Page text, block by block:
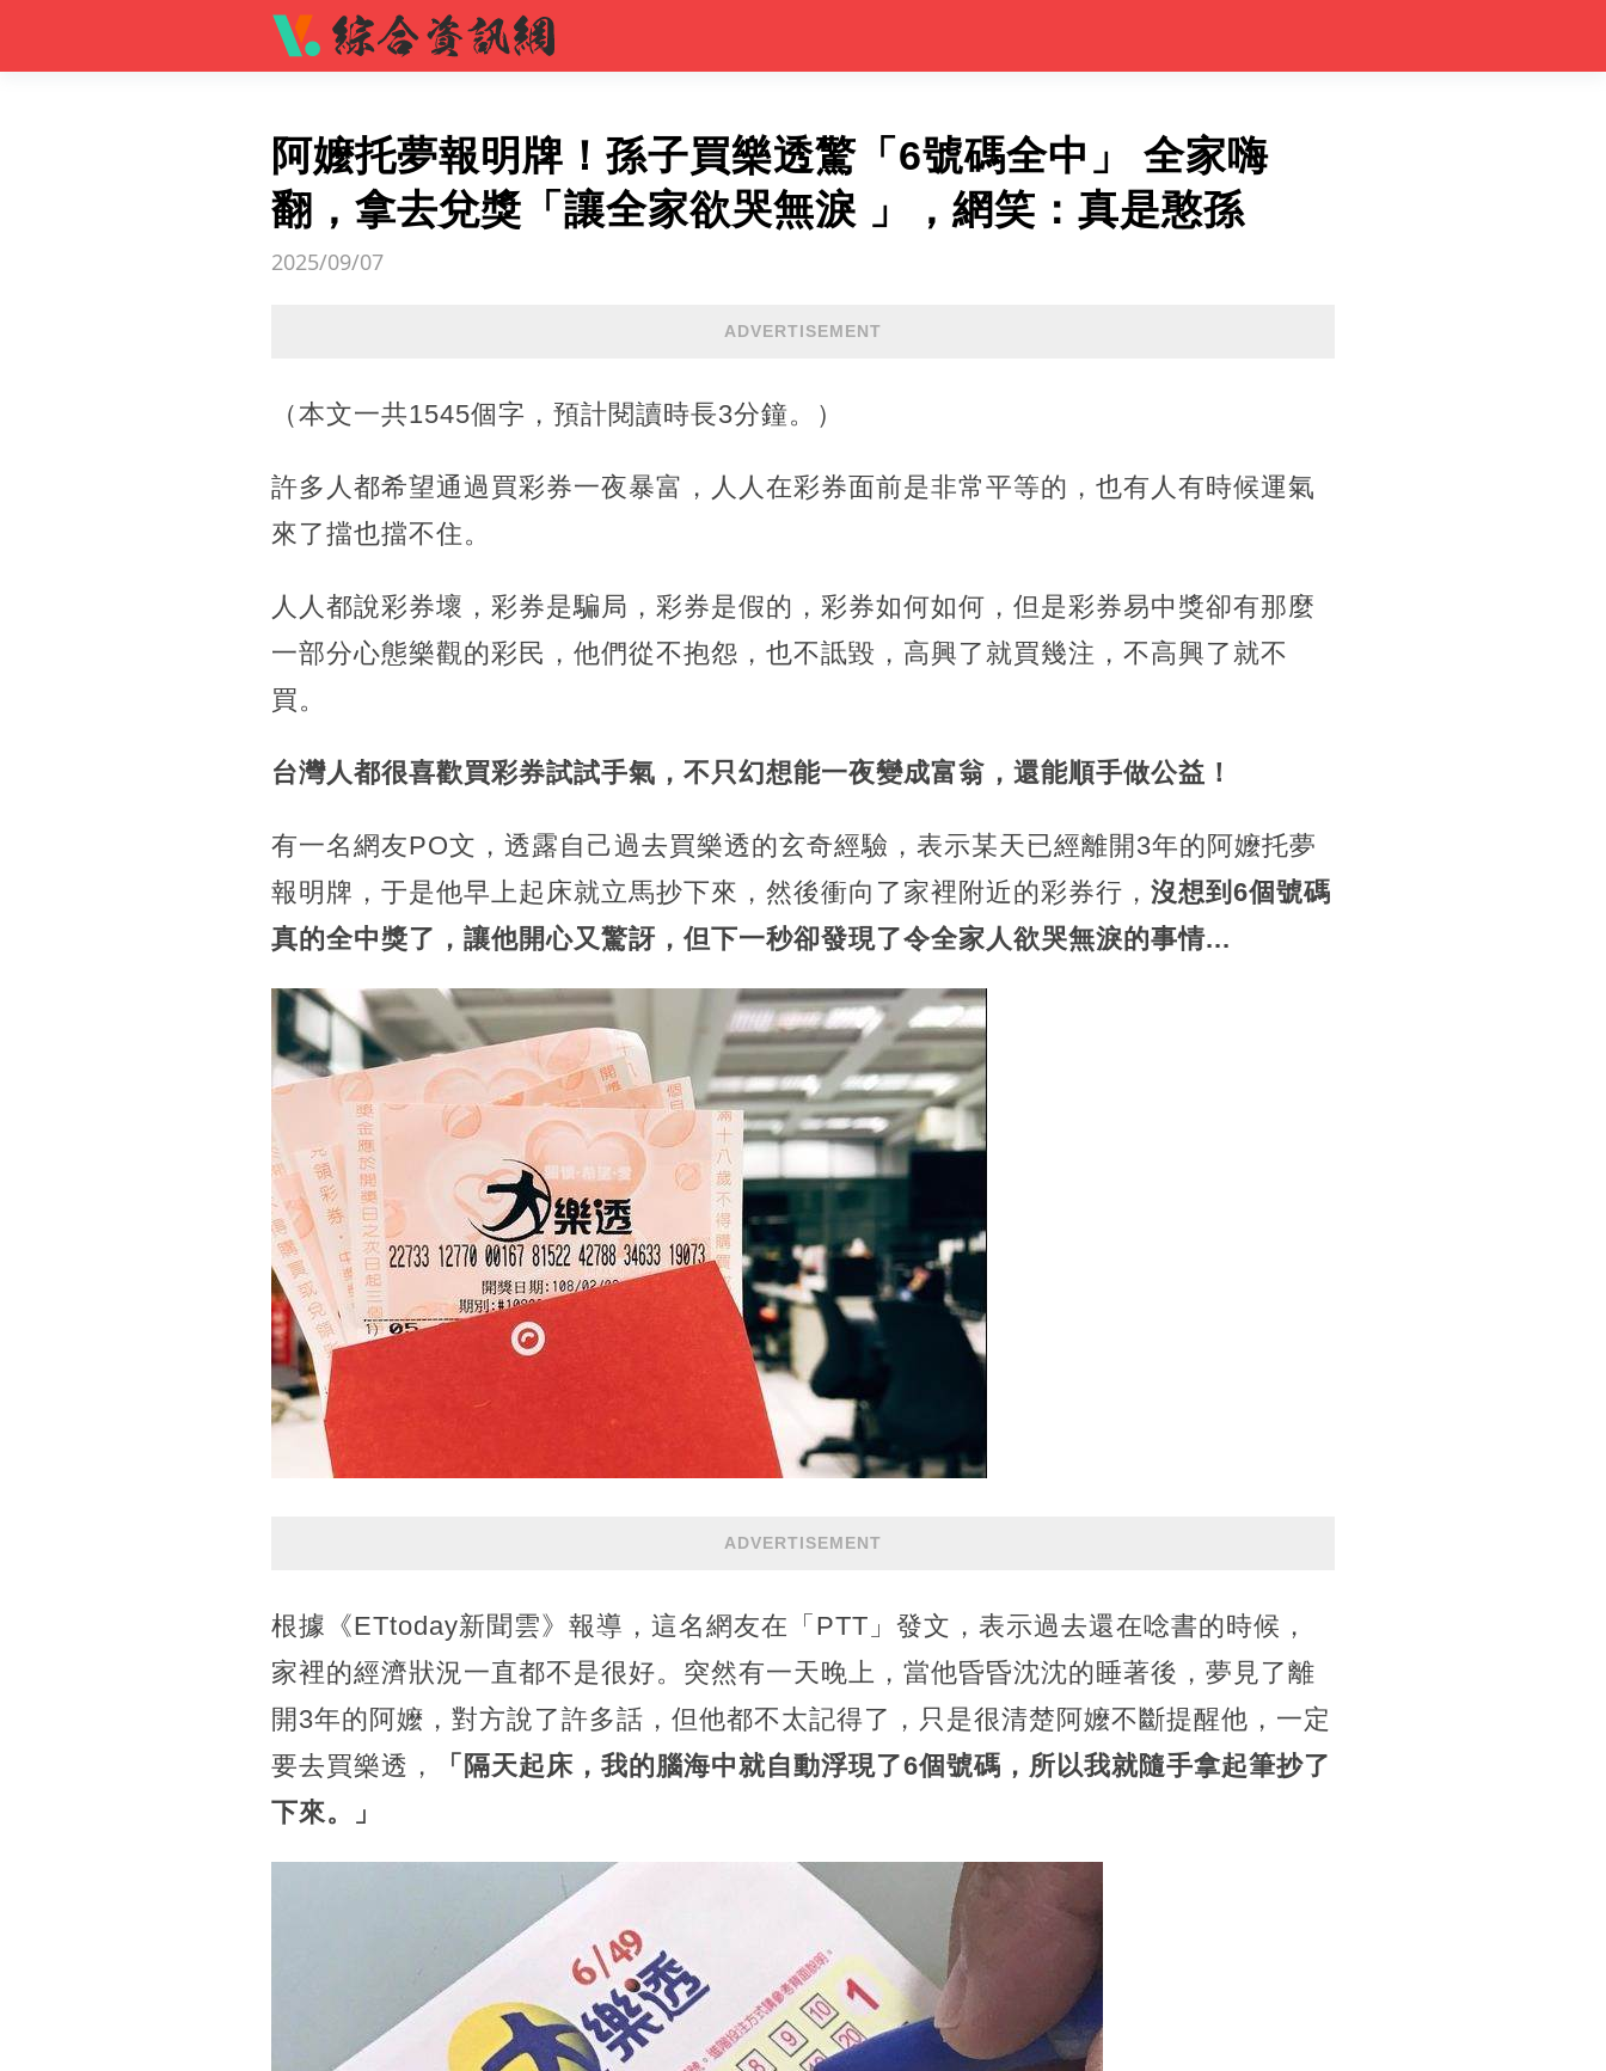
阿嬤托夢報明牌！孫子買樂透驚「6號碼全中」 全家嗨
翻，拿去兌獎「讓全家欲哭無淚 」，網笑：真是憨孫
2025/09/07
ADVERTISEMENT
（本文一共1545個字，預計閱讀時長3分鐘。）
許多人都希望通過買彩券一夜暴富，人人在彩券面前是非常平等的，也有人有時候運氣
來了擋也擋不住。
人人都說彩券壞，彩券是騙局，彩券是假的，彩券如何如何，但是彩券易中獎卻有那麼
一部分心態樂觀的彩民，他們從不抱怨，也不詆毀，高興了就買幾注，不高興了就不
買。
台灣人都很喜歡買彩券試試手氣，不只幻想能一夜變成富翁，還能順手做公益！
有一名網友PO文，透露自己過去買樂透的玄奇經驗，表示某天已經離開3年的阿嬤托夢
報明牌，于是他早上起床就立馬抄下來，然後衝向了家裡附近的彩券行， 沒想到6個號碼
真的全中獎了，讓他開心又驚訝，但下一秒卻發現了令全家人欲哭無淚的事情...
ADVERTISEMENT
根據《ETtoday新聞雲》報導，這名網友在「PTT」發文，表示過去還在唸書的時候，
家裡的經濟狀況一直都不是很好。突然有一天晚上，當他昏昏沈沈的睡著後，夢見了離
開3年的阿嬤，對方說了許多話，但他都不太記得了，只是很清楚阿嬤不斷提醒他，一定
要去買樂透，
「隔天起床，我的腦海中就自動浮現了6個號碼，所以我就隨手拿起筆抄了
下來。」